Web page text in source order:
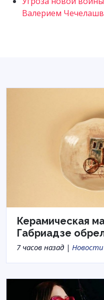
Валерием
Керамическая
Габриадзе
7 часов назад | Новости